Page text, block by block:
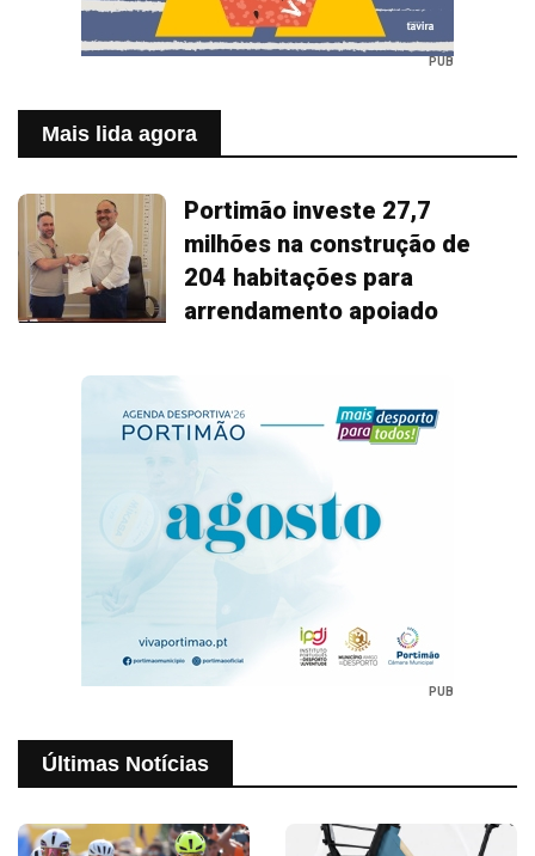
PUB
Mais lida agora
Portimão investe 27,7
milhões na construção de
204 habitações para
arrendamento apoiado
PUB
Últimas Notícias